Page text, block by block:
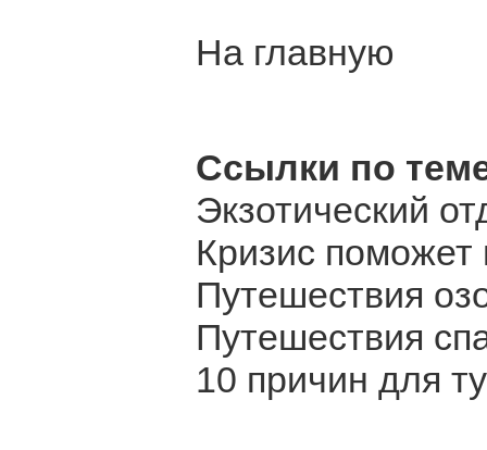
На главную
Ссылки по
Экзотический
Кризис
Путешествия
Путешествия
10 причин для